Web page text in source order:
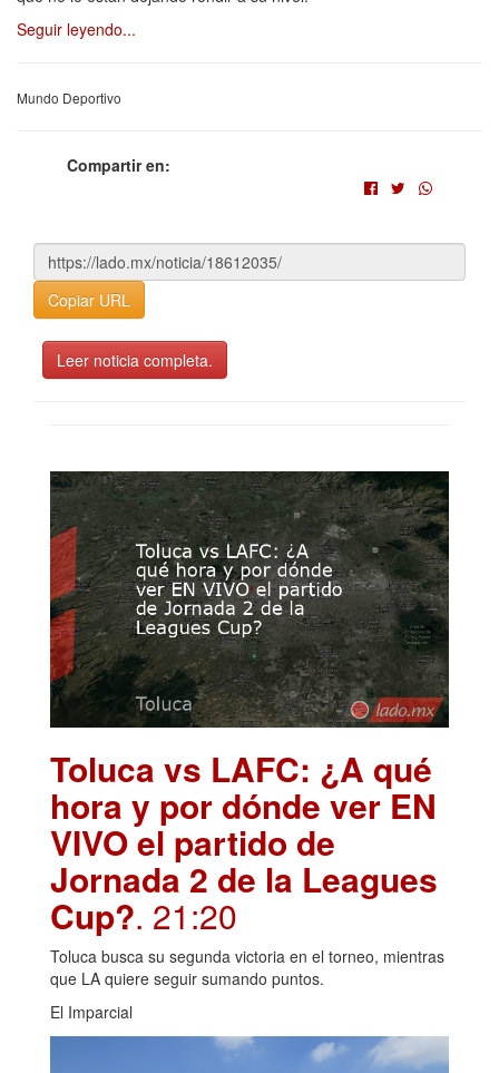
Seguir leyendo...
Mundo Deportivo
Compartir en:
Copiar URL
Leer noticia completa.
Toluca vs LAFC: ¿A qué
hora y por dónde ver EN
VIVO el partido de
Jornada 2 de la Leagues
Cup?. 21:20
Toluca busca su segunda victoria en el torneo, mientras
que LA quiere seguir sumando puntos.
El Imparcial